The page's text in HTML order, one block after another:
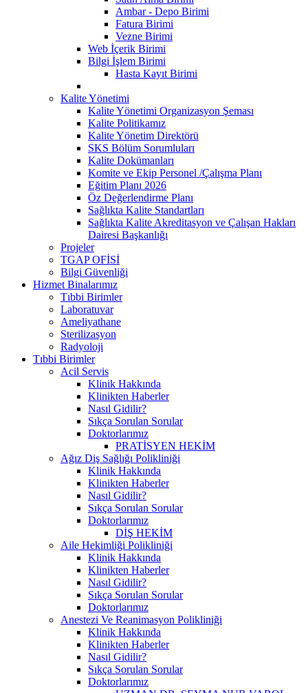
Ambar - Depo Birimi
Fatura Birimi
Vezne Birimi
Web İçerik Birimi
Bilgi İşlem Birimi
Hasta Kayıt Birimi
Kalite Yönetimi
Kalite Yönetimi Organizasyon Şeması
Kalite Politikamız
Kalite Yönetim Direktörü
SKS Bölüm Sorumluları
Kalite Dokümanları
Komite ve Ekip Personel /Çalışma Planı
Eğitim Planı 2026
Öz Değerlendirme Planı
Sağlıkta Kalite Standartları
Sağlıkta Kalite Akreditasyon ve Çalışan Hakları
Dairesi Başkanlığı
Projeler
TGAP OFİSİ
Bilgi Güvenliği
Hizmet Binalarımız
Tıbbi Birimler
Laboratuvar
Ameliyathane
Sterilizasyon
Radyoloji
Tıbbi Birimler
Acil Servis
Klinik Hakkında
Klinikten Haberler
Nasıl Gidilir?
Sıkça Sorulan Sorular
Doktorlarımız
PRATİSYEN HEKİM
Ağız Diş Sağlığı Polikliniği
Klinik Hakkında
Klinikten Haberler
Nasıl Gidilir?
Sıkça Sorulan Sorular
Doktorlarımız
DİŞ HEKİM
Aile Hekimliği Polikliniği
Klinik Hakkında
Klinikten Haberler
Nasıl Gidilir?
Sıkça Sorulan Sorular
Doktorlarımız
Anestezi Ve Reanimasyon Polikliniği
Klinik Hakkında
Klinikten Haberler
Nasıl Gidilir?
Sıkça Sorulan Sorular
Doktorlarımız